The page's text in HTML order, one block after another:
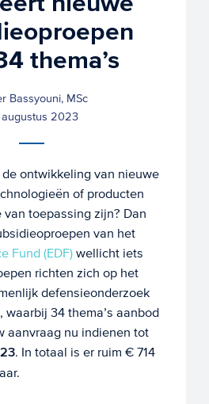
thema’s
Bassyouni, MSc
2023
ontwikkeling van nieuwe
of producten
toepassing zijn? Dan
van het
Fund (EDF)wellicht iets
richten zich op het
defensieonderzoek
34 thema’s aanbod
aanvraag nu indienen tot
. In totaal is er ruim € 714